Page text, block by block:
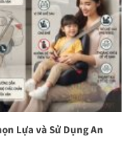
Lựa và Sử Dụng An